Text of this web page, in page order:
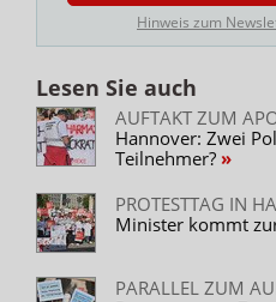
Hinweis zum
Lesen Sie auch
AUFTAKT ZUM
Hannover: Zwei
Teilnehmer?
PROTESTTAG IN
Minister kommt
PARALLEL ZUM